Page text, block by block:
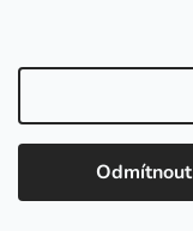
Odmítnout